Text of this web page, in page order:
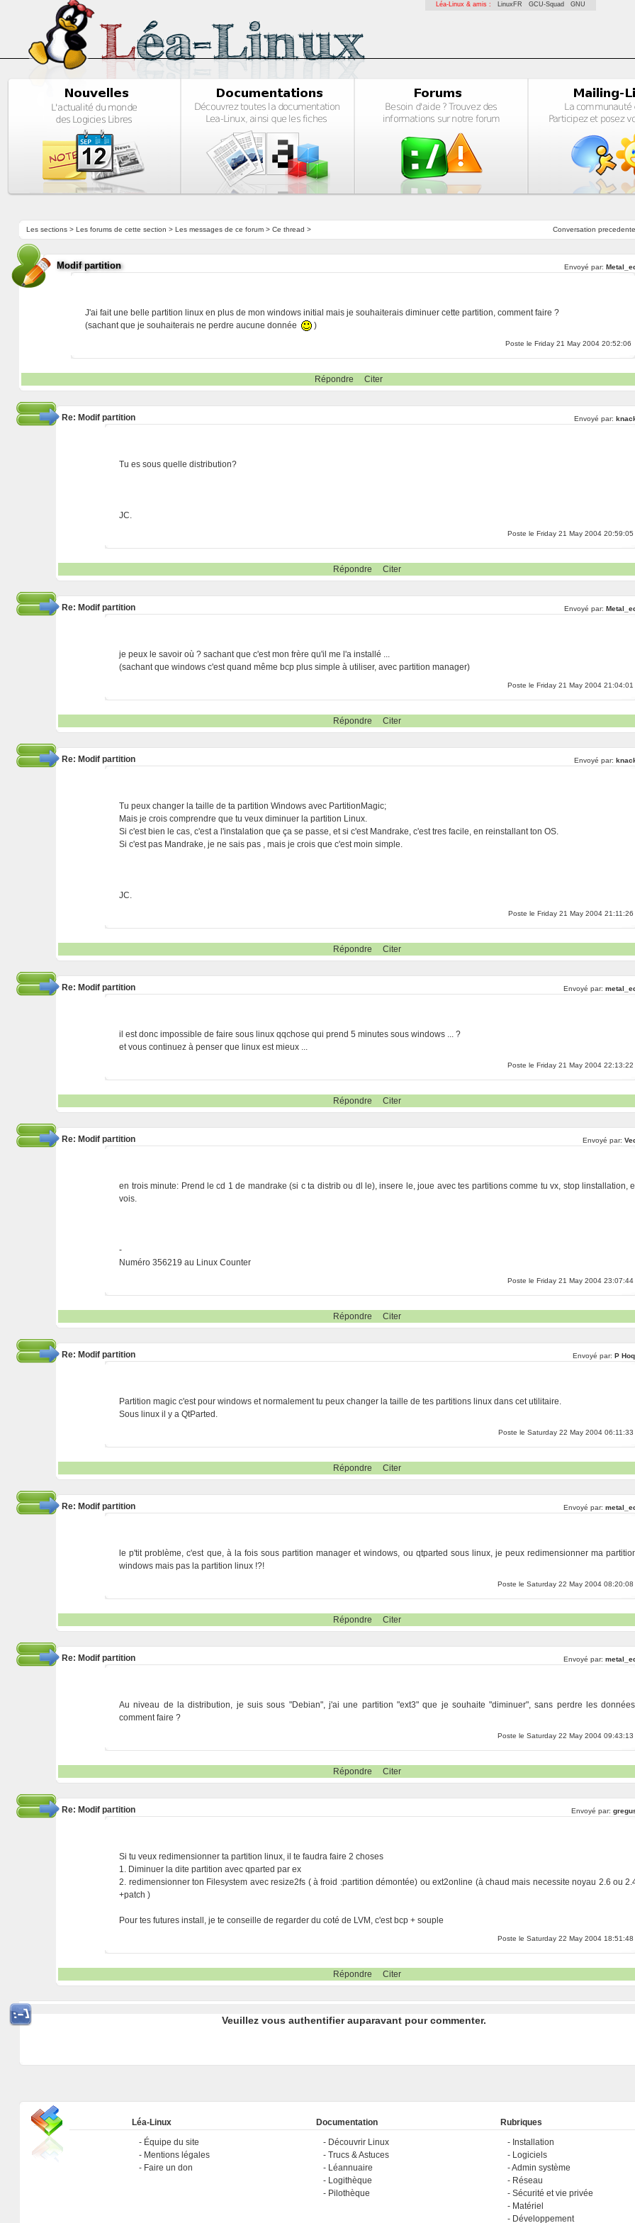
Léa-Linux & amis : LinuxFR GCU-Squad GNU
Conversation precedente
Les sections> Les forums de cette section > Les messages de ce forum> Ce thread >
Modif partition Envoyé par:
J'ai fait une belle partition linux en plus de mon windows initial mais je souhaiterais diminuer cette partition, comment faire ?
(sachant que je souhaiterais ne perdre aucune donnée
)
Poste le Friday 21 May 2004 20:52:06
Répondre Citer
Re: Modif partition Envoyé par:
Tu es sous quelle distribution?
JC.
Poste le Friday 21 May 2004 20:59:05
Répondre Citer
Re: Modif partition Envoyé par:
je peux le savoir où ? sachant que c'est mon frère qu'il me l'a installé ...
(sachant que windows c'est quand même bcp plus simple à utiliser, avec partition manager)
Poste le Friday 21 May 2004 21:04:01
Répondre Citer
Re: Modif partition Envoyé par:
Tu peux changer la taille de ta partition Windows avec PartitionMagic;
Mais je crois comprendre que tu veux diminuer la partition Linux.
Si c'est bien le cas, c'est a l'instalation que ça se passe, et si c'est Mandrake, c'est tres facile, en reinstallant ton OS.
Si c'est pas Mandrake, je ne sais pas , mais je crois que c'est moin simple.
JC.
Poste le Friday 21 May 2004 21:11:26
Répondre Citer
Re: Modif partition Envoyé par:
il est donc impossible de faire sous linux qqchose qui prend 5 minutes sous windows ... ?
et vous continuez à penser que linux est mieux ...
Poste le Friday 21 May 2004 22:13:22
Répondre Citer
Re: Modif partition Envoyé par:
en trois minute: Prend le cd 1 de mandrake (si c ta distrib ou dl le), insere le, joue avec tes partitions comme tu vx, stop linstallation,
vois.
-
Numéro 356219 au Linux Counter
Poste le Friday 21 May 2004 23:07:44
Répondre Citer
Re: Modif partition Envoyé par: P
Partition magic c'est pour windows et normalement tu peux changer la taille de tes partitions linux dans cet utilitaire.
Sous linux il y a QtParted.
Poste le Saturday 22 May 2004 06:11:33
Répondre Citer
Re: Modif partition Envoyé par:
le p'tit problème, c'est que, à la fois sous partition manager et windows, ou qtparted sous linux, je peux redimensionner ma
windows mais pas la partition linux !?!
Poste le Saturday 22 May 2004 08:20:08
Répondre Citer
Re: Modif partition Envoyé par:
Au niveau de la distribution, je suis sous "Debian", j'ai une partition "ext3" que je souhaite "diminuer", sans perdre les
comment faire ?
Poste le Saturday 22 May 2004 09:43:13
Répondre Citer
Re: Modif partition Envoyé par:
Si tu veux redimensionner ta partition linux, il te faudra faire 2 choses
1. Diminuer la dite partition avec qparted par ex
2. redimensionner ton Filesystem avec resize2fs ( à froid :partition démontée) ou ext2online (à chaud mais necessite noyau 2.6 ou
+patch )
Pour tes futures install, je te conseille de regarder du coté de LVM, c'est bcp + souple
Poste le Saturday 22 May 2004 18:51:48
Répondre Citer
Veuillez vous authentifier auparavant pour commenter.
Léa-Linux
Équipe du site
Mentions légales
Faire un don
Documentation
Découvrir Linux
Trucs & Astuces
Léannuaire
Logithèque
Pilothèque
Rubriques
Installation
Logiciels
Admin système
Réseau
Sécurité et vie privée
Matériel
Développement